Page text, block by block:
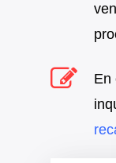
En